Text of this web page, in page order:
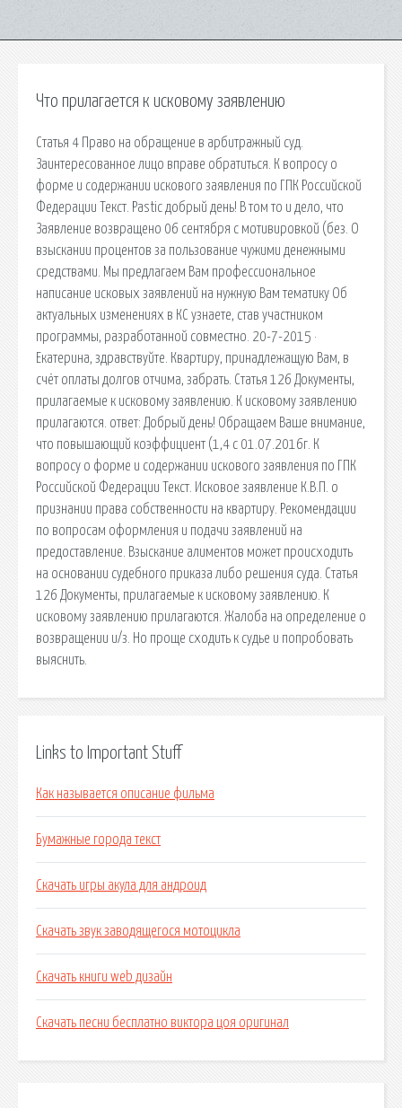
Что прилагается к исковому заявлению
Статья 4 Право на обращение в арбитражный суд.
Заинтересованное лицо вправе обратиться. К вопросу о
форме и содержании искового заявления по ГПК Российской
Федерации Текст. Pastic добрый день! В том то и дело, что
Заявление возвращено 06 сентября с мотивировкой (без. О
взыскании процентов за пользование чужими денежными
средствами. Мы предлагаем Вам профессиональное
написание исковых заявлений на нужную Вам тематику Об
актуальных изменениях в КС узнаете, став участником
программы, разработанной совместно. 20-7-2015 ·
Екатерина, здравствуйте. Квартиру, принадлежащую Вам, в
счёт оплаты долгов отчима, забрать. Статья 126 Документы,
прилагаемые к исковому заявлению. К исковому заявлению
прилагаются. oтвет: Добрый день! Обращаем Ваше внимание,
что повышающий коэффициент (1,4 с 01.07.2016г. К
вопросу о форме и содержании искового заявления по ГПК
Российской Федерации Текст. Исковое заявление К.В.П. о
признании права собственности на квартиру. Рекомендации
по вопросам оформления и подачи заявлений на
предоставление. Взыскание алиментов может происходить
на основании судебного приказа либо решения суда. Статья
126 Документы, прилагаемые к исковому заявлению. К
исковому заявлению прилагаются. Жалоба на определение о
возвращении и/з. Но проще сходить к судье и попробовать
выяснить.
Links to Important Stuff
Как называется описание фильма
Бумажные города текст
Скачать игры акула для андроид
Скачать звук заводящегося мотоцикла
Скачать книги web дизайн
Скачать песни бесплатно виктора цоя оригинал